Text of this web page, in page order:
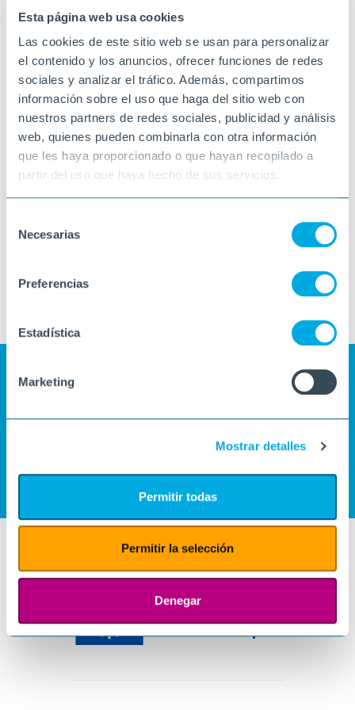
Esta página web usa cookies
Las cookies de este sitio web se usan para personalizar
el contenido y los anuncios, ofrecer funciones de redes
sociales y analizar el tráfico. Además, compartimos
información sobre el uso que haga del sitio web con
nuestros partners de redes sociales, publicidad y análisis
web, quienes pueden combinarla con otra información
que les haya proporcionado o que hayan recopilado a
partir del uso que haya hecho de sus servicios.
Necesarias
Preferencias
Estadística
Marketing
Mostrar detalles
Permitir todas
Permitir la selección
Denegar